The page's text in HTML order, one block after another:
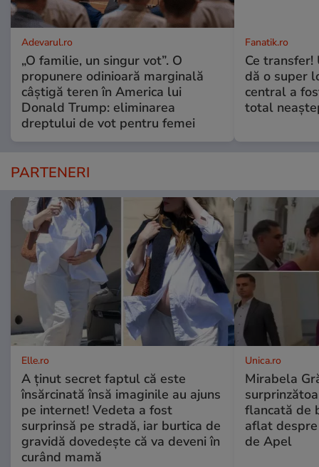
Adevarul.ro
„O familie, un singur vot”. O
propunere odinioară marginală
câștigă teren în America lui
Donald Trump: eliminarea
dreptului de vot pentru femei
Fanatik.ro
Ce transfer!
dă o super
central a
total
PARTENERI
Elle.ro
A ținut secret faptul că este
însărcinată însă imaginile au ajuns
pe internet! Vedeta a fost
surprinsă pe stradă, iar burtica de
gravidă dovedește că va deveni în
curând mamă
Unica.ro
Mirabela
flancată de
aflat
de Apel